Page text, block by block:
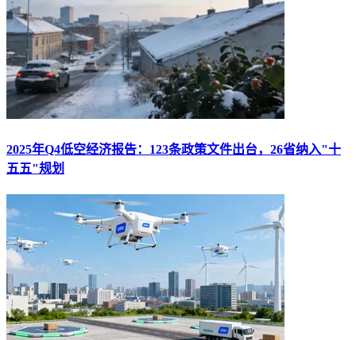
2025年Q4低空经济报告：123条政策文件出台，26省纳入"十
五五"规划